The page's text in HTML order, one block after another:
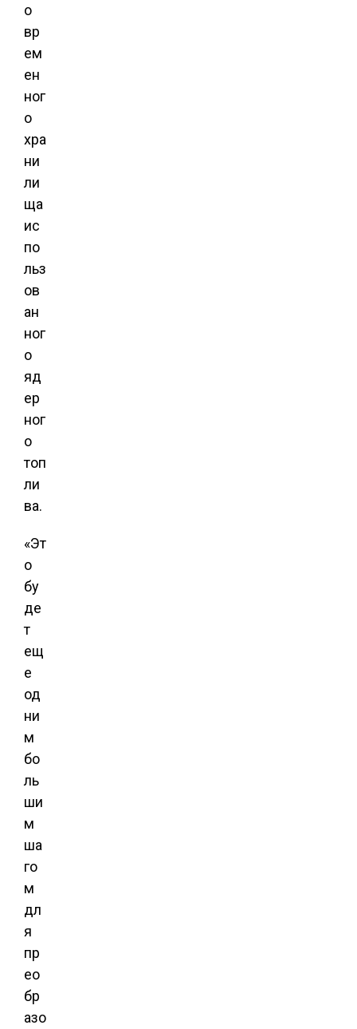
о
вр
ем
ен
ног
о
хра
ни
ли
ща
ис
по
льз
ов
ан
ног
о
яд
ер
ног
о
топ
ли
ва.
«Эт
о
бу
де
т
ещ
е
од
ни
м
бо
ль
ши
м
ша
го
м
дл
я
пр
ео
бр
азо